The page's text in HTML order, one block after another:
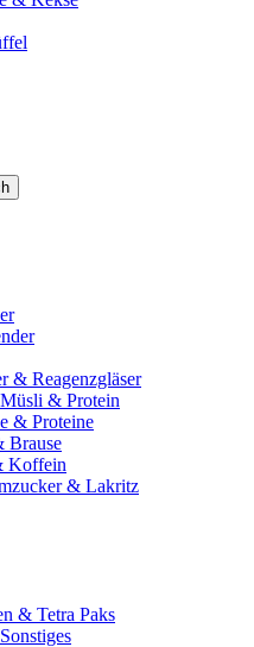
& Reagenzgläser
& Protein
& Proteine
Brause
Koffein
& Lakritz
& Tetra Paks